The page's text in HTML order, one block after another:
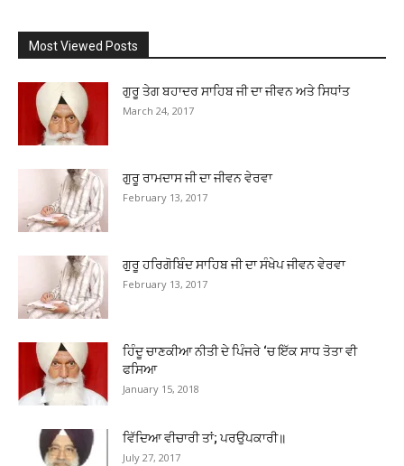
Most Viewed Posts
ਗੁਰੂ ਤੇਗ ਬਹਾਦਰ ਸਾਹਿਬ ਜੀ ਦਾ ਜੀਵਨ ਅਤੇ ਸਿਧਾਂਤ
March 24, 2017
ਗੁਰੂ ਰਾਮਦਾਸ ਜੀ ਦਾ ਜੀਵਨ ਵੇਰਵਾ
February 13, 2017
ਗੁਰੂ ਹਰਿਗੋਬਿੰਦ ਸਾਹਿਬ ਜੀ ਦਾ ਸੰਖੇਪ ਜੀਵਨ ਵੇਰਵਾ
February 13, 2017
ਹਿੰਦੂ ਚਾਣਕੀਆ ਨੀਤੀ ਦੇ ਪਿੰਜਰੇ ‘ਚ ਇੱਕ ਸਾਧ ਤੋਤਾ ਵੀ
ਫਸਿਆ
January 15, 2018
ਵਿੱਦਿਆ ਵੀਚਾਰੀ ਤਾਂ; ਪਰਉਪਕਾਰੀ॥
July 27, 2017